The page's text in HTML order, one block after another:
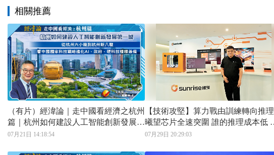
相關推薦
（有片）經湋論｜走中國看經濟之杭州
篇｜杭州如何建設人工智能創新發展第
一城 從杭州六小龍到杭州新八駿
07月21日 14:18:54
【技術攻堅】算力戰由訓練轉向推理
曦望芯片全速突圍 誰的推理成本低 誰
就是AI時代贏家
07月29日 20:29:03